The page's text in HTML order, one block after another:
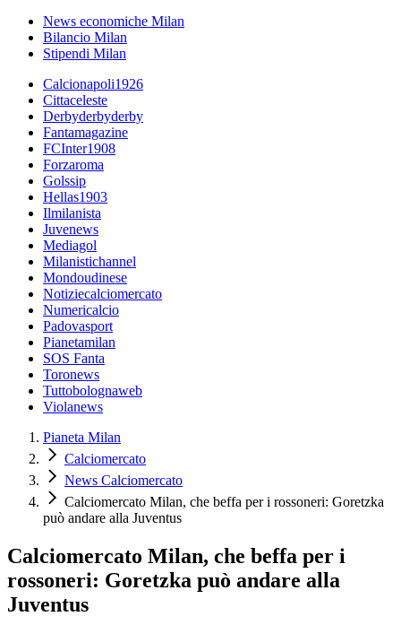
News economiche Milan
Bilancio Milan
Stipendi Milan
Calcionapoli1926
Cittaceleste
Derbyderbyderby
Fantamagazine
FCInter1908
Forzaroma
Golssip
Hellas1903
Ilmilanista
Juvenews
Mediagol
Milanistichannel
Mondoudinese
Notiziecalciomercato
Numericalcio
Padovasport
Pianetamilan
SOS Fanta
Toronews
Tuttobolognaweb
Violanews
Pianeta Milan
Calciomercato
News Calciomercato
Calciomercato Milan, che beffa per i rossoneri: Goretzka
può andare alla Juventus
Calciomercato Milan, che beffa per i
rossoneri: Goretzka può andare alla
Juventus